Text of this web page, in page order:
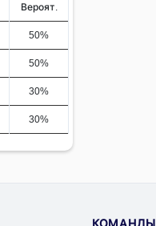
Вероят.
50%
50%
30%
30%
КОМАНДЫ